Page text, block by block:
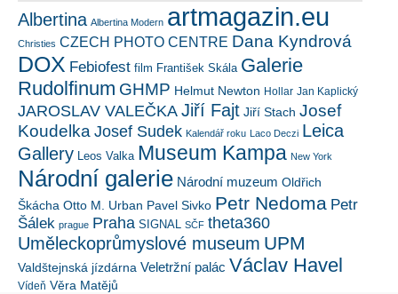
Albertina Albertina Modern artmagazin.eu
Christies CZECH PHOTO CENTRE Dana Kyndrová
DOX Febiofest film František Skála Galerie
Rudolfinum GHMP Helmut Newton Hollar Jan Kaplický
JAROSLAV VALEČKA Jiří Fajt Jiří Stach Josef
Koudelka Josef Sudek Kalendář roku Laco Deczi Leica
Gallery Leos Valka Museum Kampa New York
Národní galerie Národní muzeum Oldřich
Škácha Otto M. Urban Pavel Sivko Petr Nedoma Petr
Šálek prague Praha SIGNAL SČF theta360
Uměleckoprůmyslové museum UPM
Valdštejnská jízdárna Veletržní palác Václav Havel
Vídeň Věra Matějů